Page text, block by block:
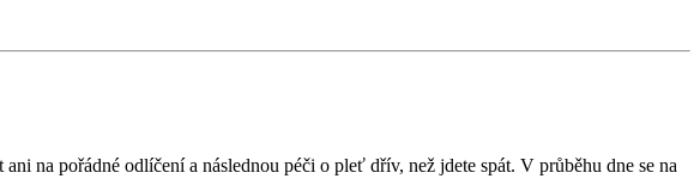
na pořádné odlíčení a následnou péči o pleť dřív, než jdete spát. V průběhu dne se na